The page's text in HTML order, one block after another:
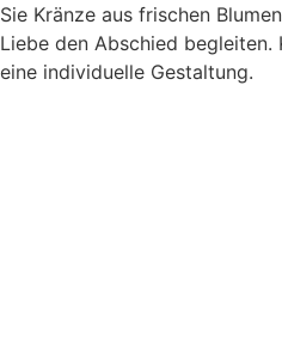
Sie Kränze aus frischen
Liebe den Abschied begleiten.
eine individuelle Gestaltung.